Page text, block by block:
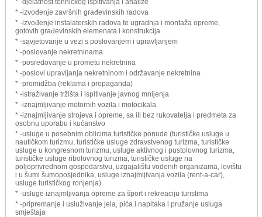
* -izvođenje završnih građevinskih radova
* -izvođenje instalaterskih radova te ugradnja i montaža opreme,
gotovih građevinskih elemenata i konstrukcija
* -savjetovanje u vezi s poslovanjem i upravljanjem
* -poslovanje nekretninama
* -posredovanje u prometu nekretnina
* -poslovi upravljanja nekretninom i održavanje nekretnina
* -promidžba (reklama i propaganda)
* -istraživanje tržišta i ispitivanje javnog mnijenja
* -iznajmljivanje motornih vozila i motocikala
* -iznajmljivanje strojeva i opreme, sa ili bez rukovatelja i predmeta za
osobnu uporabu i kućanstvo
* -usluge u posebnim oblicima turističke ponude (turističke usluge u
nautičkom turizmu, turističke usluge zdravstvenog turizma, turističke
usluge u kongresnom turizmu, usluge aktivnog i pustolovnog turizma,
turističke usluge ribolovnog turizma, turističke usluge na
poljoprivrednom gospodarstvu, uzgajalištu vodenih organizama, lovištu
i u šumi šumoposjednika, usluge iznajmljivanja vozila (rent-a-car),
usluge turističkog ronjenja)
* -usluge iznajmljivanja opreme za šport i rekreaciju turistima
* -pripremanje i usluživanje jela, pića i napitaka i pružanje usluga
smještaja